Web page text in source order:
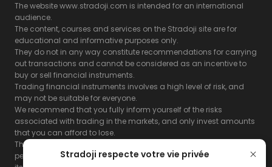
Stradoji respecte votre vie privée
The website www.stradoji.com is intended for an international
audience.
The content, courses and services on the Stradoji site are for
educational and informative purposes only.
They do not in any way constitute recommendations for carrying
out transactions and cannot be considered as an incentive to
buy or sell financial instruments.
Trading financial instruments involves a high level of risk, and
may not be suitable for everyone.
We recommend that you fully inform yourself of the risks
associated with trading in the markets, and only invest amounts
that you can afford to lose.
The Stradoji site does not guarantee the results or the
performance of products based on the information contained on